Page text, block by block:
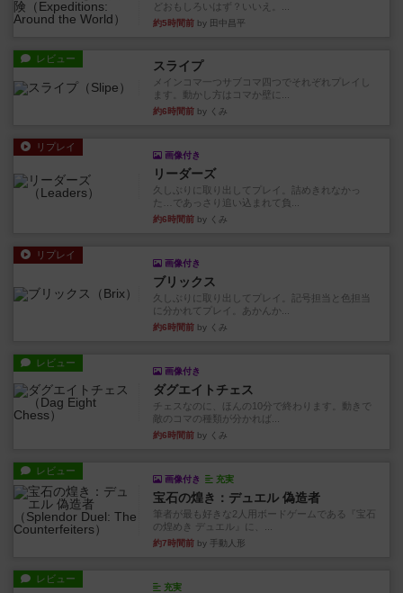
どおもしろいはず？いいえ。...
約5時間前 by 田中昌平
レビュー スライプ
メインコマ一つサブコマ四つでそれぞれプレイし
ます。動かし方はコマか壁に...
約6時間前 by くみ
リプレイ
画像付き
リーダーズ
久しぶりに取り出してプレイ。詰めきれなかっ
た…であっさり追い込まれて負...
約6時間前 by くみ
リプレイ
画像付き
ブリックス
久しぶりに取り出してプレイ。記号担当と色担当
に分かれてプレイ。あかんか...
約6時間前 by くみ
レビュー
画像付き
ダグエイトチェス
チェスなのに、ほんの10分で終わります。動きで
敵のコマの種類が分かれば...
約6時間前 by くみ
レビュー
画像付き 充実
宝石の煌き：デュエル 偽造者
筆者が最も好きな2人用ボードゲームである『宝石
の煌めき デュエル』に、...
約7時間前 by 手動人形
レビュー
充実